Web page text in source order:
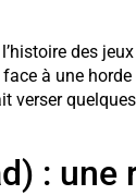
des
à une
verser
: une